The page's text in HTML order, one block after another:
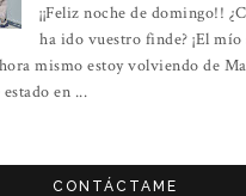
¡¡Feliz noche de domingo!!
ha ido vuestro finde? ¡El mío
mismo estoy volviendo de
en ...
CONTÁCTAME